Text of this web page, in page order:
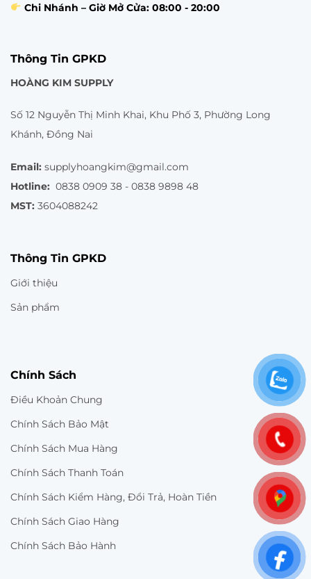
Chi Nhánh – Giờ Mở Cửa: 08:00 - 20:00
Thông Tin GPKD
HOÀNG KIM SUPPLY
Số 12 Nguyễn Thị Minh Khai, Khu Phố 3, Phường Long
Khánh, Đồng Nai
Email: supplyhoangkim@gmail.com
Hotline: 0838 0909 38 - 0838 9898 48
MST: 3604088242
Thông Tin GPKD
Giới thiệu
Sản phẩm
Chính Sách
Điều Khoản Chung
Chính Sách Bảo Mật
Chính Sách Mua Hàng
Chính Sách Thanh Toán
Chính Sách Kiểm Hàng, Đổi Trả, Hoàn Tiền
Chính Sách Giao Hàng
Chính Sách Bảo Hành